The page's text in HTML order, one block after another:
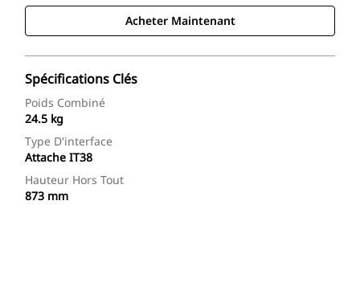
Acheter Maintenant
Spécifications Clés
Poids Combiné
24.5 kg
Type D'interface
Attache IT38
Hauteur Hors Tout
873 mm